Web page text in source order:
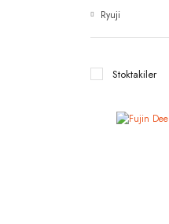
Ryuji
Stoktakiler